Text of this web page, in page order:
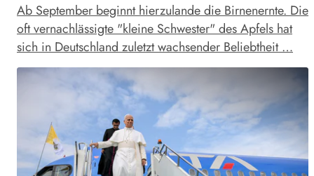
Ab September beginnt hierzulande die Birnenernte. Die
oft vernachlässigte "kleine Schwester" des Apfels hat
sich in Deutschland zuletzt wachsender Beliebtheit …